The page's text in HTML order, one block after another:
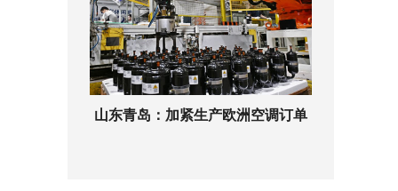
山东青岛：加紧生产欧洲空调订单